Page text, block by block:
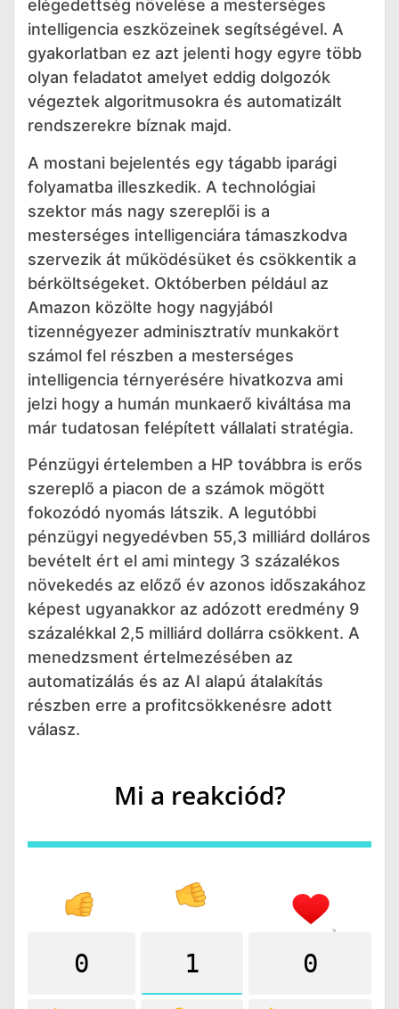
elégedettség növelése a mesterséges
intelligencia eszközeinek segítségével. A
gyakorlatban ez azt jelenti hogy egyre több
olyan feladatot amelyet eddig dolgozók
végeztek algoritmusokra és automatizált
rendszerekre bíznak majd.
A mostani bejelentés egy tágabb iparági
folyamatba illeszkedik. A technológiai
szektor más nagy szereplői is a
mesterséges intelligenciára támaszkodva
szervezik át működésüket és csökkentik a
bérköltségeket. Októberben például az
Amazon közölte hogy nagyjából
tizennégyezer adminisztratív munkakört
számol fel részben a mesterséges
intelligencia térnyerésére hivatkozva ami
jelzi hogy a humán munkaerő kiváltása ma
már tudatosan felépített vállalati stratégia.
Pénzügyi értelemben a HP továbbra is erős
szereplő a piacon de a számok mögött
fokozódó nyomás látszik. A legutóbbi
pénzügyi negyedévben 55,3 milliárd dolláros
bevételt ért el ami mintegy 3 százalékos
növekedés az előző év azonos időszakához
képest ugyanakkor az adózott eredmény 9
százalékkal 2,5 milliárd dollárra csökkent. A
menedzsment értelmezésében az
automatizálás és az AI alapú átalakítás
részben erre a profitcsökkenésre adott
válasz.
Mi a reakciód?
0 1 0